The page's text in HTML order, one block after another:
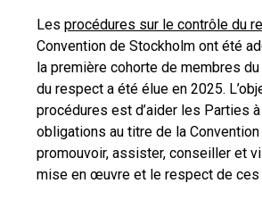
Les procédures sur le contrôle du
Convention de Stockholm ont été
la première cohorte de membres
du respect a été élue en 2025.
procédures est d’aider les Parties
obligations au titre de la
promouvoir, assister, conseiller et
mise en œuvre et le respect de ces